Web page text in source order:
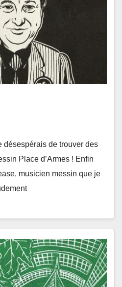
désespérais de trouver des
Place d’Armes ! Enfin
musicien messin que je